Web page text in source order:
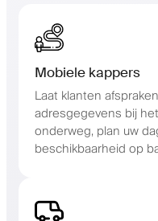
Mobiele kappers
Laat klanten
adresgegevens bij
onderweg, plan uw
beschikbaarheid op